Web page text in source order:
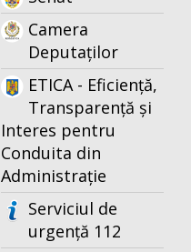
Camera
Deputaților
ETICA - Eficiență,
Transparență și
Interes pentru
Conduita din
Administrație
Serviciul de
urgență 112